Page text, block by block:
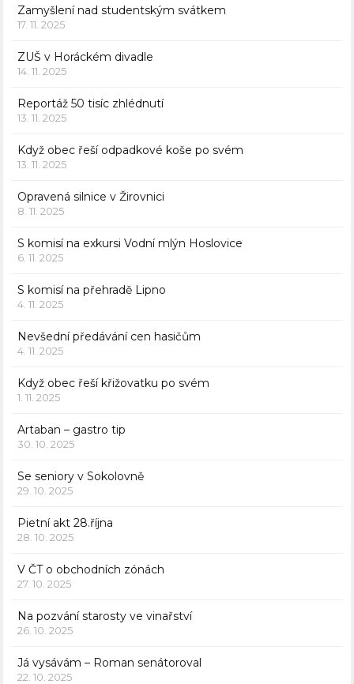
Zamyšlení nad studentským svátkem
17. 11. 2025
ZUŠ v Horáckém divadle
14. 11. 2025
Reportáž 50 tisíc zhlédnutí
13. 11. 2025
Když obec řeší odpadkové koše po svém
13. 11. 2025
Opravená silnice v Žirovnici
8. 11. 2025
S komisí na exkursi Vodní mlýn Hoslovice
6. 11. 2025
S komisí na přehradě Lipno
4. 11. 2025
Nevšední předávání cen hasičům
4. 11. 2025
Když obec řeší křižovatku po svém
1. 11. 2025
Artaban – gastro tip
30. 10. 2025
Se seniory v Sokolovně
29. 10. 2025
Pietní akt 28.října
28. 10. 2025
V ČT o obchodních zónách
27. 10. 2025
Na pozvání starosty ve vinařství
26. 10. 2025
Já vysávám – Roman senátoroval
22. 10. 2025